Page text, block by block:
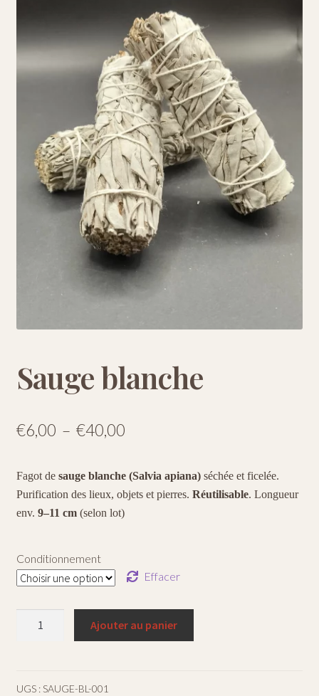
Se connecter / S’inscrire
Sauge blanche
€6,00 – €40,00Plage
prix :
€6,00
Fagot de sauge blanche (Salvia apiana)séchée et ficelée.
Purification des lieux, objets et pierres. Réutilisable. Longueur
env. 9–11 cm(selon lot)
Conditionnement
Effacer
Ajouter au panier
UGS : SAUGE-BL-001